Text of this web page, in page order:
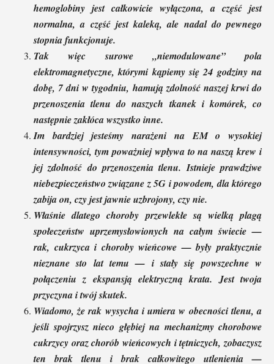
hemoglobiny jest całkowicie wyłączona, a część jest
normalna, a część jest kaleką, ale nadal do pewnego
stopnia funkcjonuje.
Tak więc surowe „niemodulowane” pola
elektromagnetyczne, którymi kąpiemy się 24 godziny na
dobę, 7 dni w tygodniu, hamują zdolność naszej krwi do
przenoszenia tlenu do naszych tkanek i komórek, co
następnie zakłóca wszystko inne.
Im bardziej jesteśmy narażeni na EM o wysokiej
intensywności, tym poważniej wpływa to na naszą krew i
jej zdolność do przenoszenia tlenu. Istnieje prawdziwe
niebezpieczeństwo związane z 5G i powodem, dla którego
zabija on, czy jest jawnie uzbrojony, czy nie.
Właśnie dlatego choroby przewlekłe są wielką plagą
społeczeństw uprzemysłowionych na całym świecie —
rak, cukrzyca i choroby wieńcowe — były praktycznie
nieznane sto lat temu — i stały się powszechne w
połączeniu z ekspansją elektryczną krata. Jest twoja
przyczyna i twój skutek.
Wiadomo, że rak wysycha i umiera w obecności tlenu, a
jeśli spojrzysz nieco głębiej na mechanizmy chorobowe
cukrzycy oraz chorób wieńcowych i tętniczych, zobaczysz
ten brak tlenu i brak całkowitego utlenienia —